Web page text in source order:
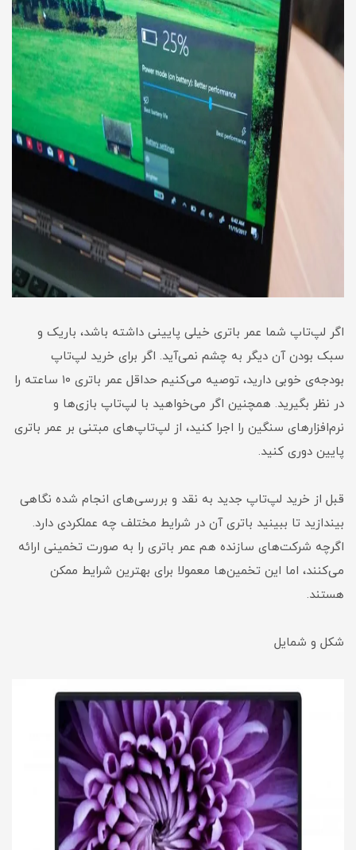
اگر لپ‌تاپ شما عمر باتری خیلی پایینی داشته باشد، باریک و
سبک بودن آن دیگر به چشم نمی‌آید. اگر برای خرید لپ‌تاپ
بودجه‌ی خوبی دارید، توصیه می‌کنیم حداقل عمر باتری ۱۰ ساعته را
در نظر بگیرید. همچنین اگر می‌خواهید با لپ‌تاپ بازی‌ها و
نرم‌افزارهای سنگین را اجرا کنید، از لپ‌تاپ‌های مبتنی بر عمر باتری
پایین دوری کنید.
قبل از خرید لپ‌تاپ جدید به نقد و بررسی‌های انجام شده نگاهی
بیندازید تا ببینید باتری آن در شرایط مختلف چه عملکردی دارد.
اگرچه شرکت‌های سازنده هم عمر باتری را به صورت تخمینی ارائه
می‌کنند، اما این تخمین‌ها معمولا برای بهترین شرایط ممکن
هستند.
شکل و شمایل